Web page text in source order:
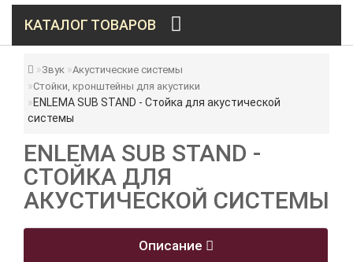
КАТАЛОГ ТОВАРОВ
Звук
Акустические системы
Стойки, кронштейны для акустики
ENLEMA SUB STAND - Стойка для акустической
системы
ENLEMA SUB STAND -
СТОЙКА ДЛЯ
АКУСТИЧЕСКОЙ СИСТЕМЫ
Описание